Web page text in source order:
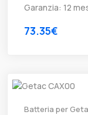
Garanzia: 12
73.35€
Batteria per